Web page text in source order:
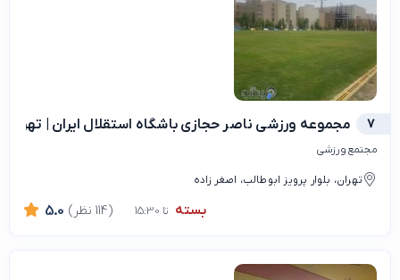
7 مجموعه ورزشی ناصر حجازی باشگاه استقلال ایران | تهران
مجتمع ورزشی
تهران، بلوار پرویز ابوطالب، اصغر زاده
بسته تا 15:30 5.0 (114 نظر)